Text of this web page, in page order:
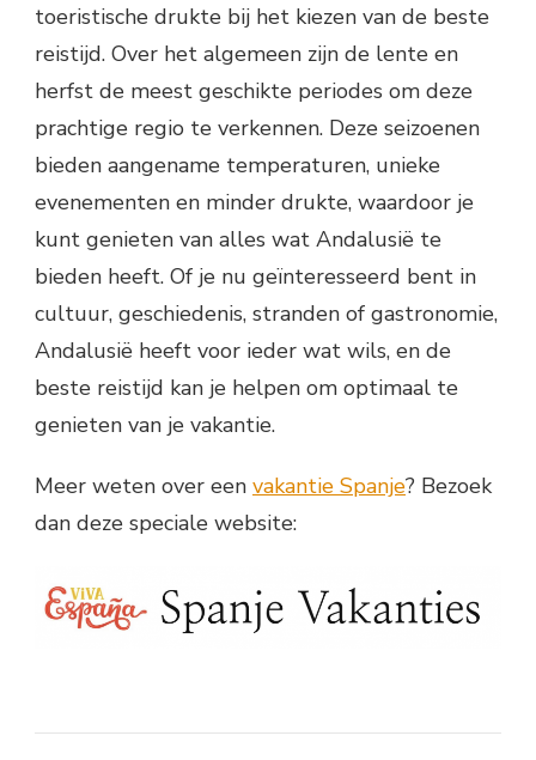
toeristische drukte bij het kiezen van de beste
reistijd. Over het algemeen zijn de lente en
herfst de meest geschikte periodes om deze
prachtige regio te verkennen. Deze seizoenen
bieden aangename temperaturen, unieke
evenementen en minder drukte, waardoor je
kunt genieten van alles wat Andalusië te
bieden heeft. Of je nu geïnteresseerd bent in
cultuur, geschiedenis, stranden of gastronomie,
Andalusië heeft voor ieder wat wils, en de
beste reistijd kan je helpen om optimaal te
genieten van je vakantie.
Meer weten over een vakantie Spanje? Bezoek
dan deze speciale website: